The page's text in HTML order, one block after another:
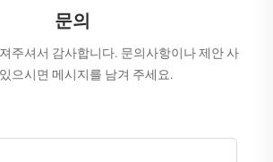
문의
주셔서 감사합니다. 문의사항이나 제안 사
으시면 메시지를 남겨 주세요.